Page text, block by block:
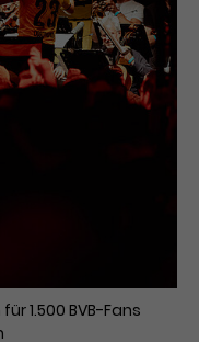
1.500 BVB-Fans